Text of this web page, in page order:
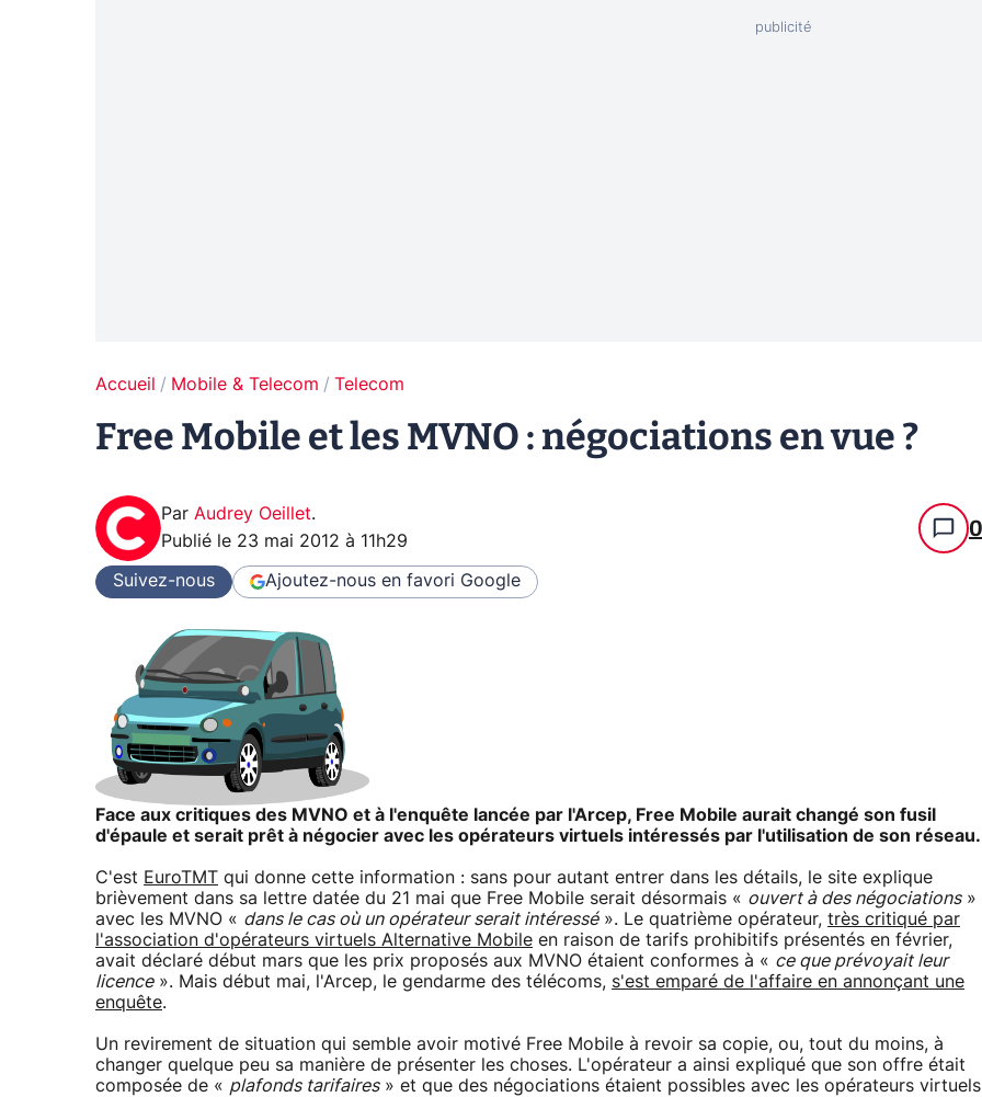
Accueil Mobile & Telecom Telecom
Free Mobile et les MVNO : négociations en vue ?
Par Audrey Oeillet.
Publié le 23 mai 2012 à 11h29 0
Suivez-nous Ajoutez-nous en favori Google
Face aux critiques des MVNO et à l'enquête lancée par l'Arcep, Free Mobile aurait changé son fusil
d'épaule et serait prêt à négocier avec les opérateurs virtuels intéressés par l'utilisation de son réseau.
C'est EuroTMT qui donne cette information : sans pour autant entrer dans les détails, le site explique
brièvement dans sa lettre datée du 21 mai que Free Mobile serait désormais « ouvert à des négociations»
avec les MVNO « dans le cas où un opérateur serait intéressé». Le quatrième opérateur, très critiqué par
l'association d'opérateurs virtuels Alternative Mobile en raison de tarifs prohibitifs présentés en février,
avait déclaré début mars que les prix proposés aux MVNO étaient conformes à « ce que prévoyait leur
licence». Mais début mai, l'Arcep, le gendarme des télécoms, s'est emparé de l'affaire en annonçant une
enquête.
Un revirement de situation qui semble avoir motivé Free Mobile à revoir sa copie, ou, tout du moins, à
changer quelque peu sa manière de présenter les choses. L'opérateur a ainsi expliqué que son offre était
composée de « plafonds tarifaires» et que des négociations étaient possibles avec les opérateurs virtuels